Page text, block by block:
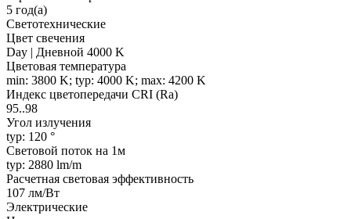
5 год(а)
Светотехнические
Цвет свечения
Day | Дневной 4000 K
Цветовая температура
min: 3800 K; typ: 4000 K; max: 4200 K
Индекс цветопередачи CRI (Ra)
95..98
Угол излучения
typ: 120 °
Световой поток на 1м
typ: 2880 lm/m
Расчетная световая эффективность
107 лм/Вт
Электрические